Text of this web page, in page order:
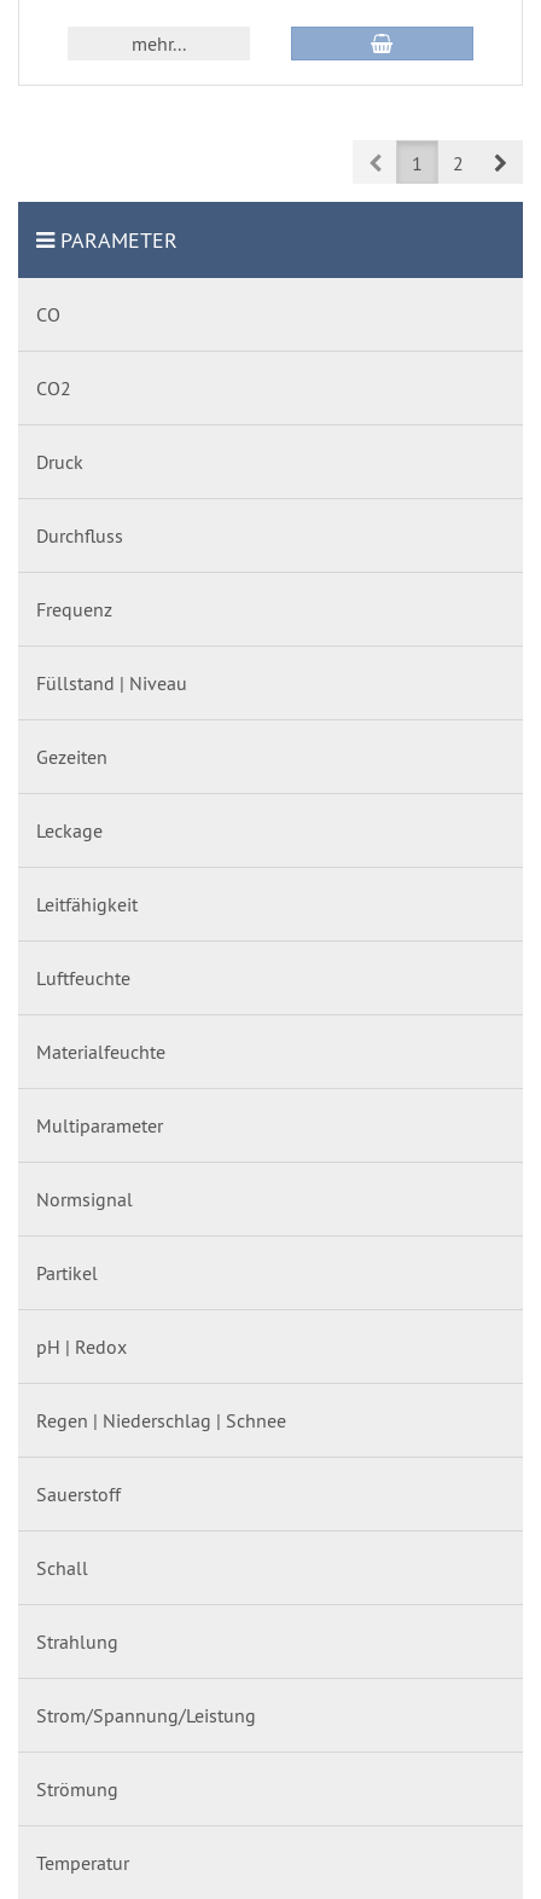
mehr...
Prev1 2
PARAMETER
CO
CO2
Druck
Durchfluss
Frequenz
Füllstand | Niveau
Gezeiten
Leckage
Leitfähigkeit
Luftfeuchte
Materialfeuchte
Multiparameter
Normsignal
Partikel
pH | Redox
Regen | Niederschlag | Schnee
Sauerstoff
Schall
Strahlung
Strom/Spannung/Leistung
Strömung
Temperatur